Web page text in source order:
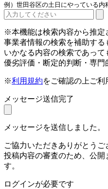
例）世田谷区の土日にやっている内
※本機能は検索内容から推定
事業者情報の検索を補助する
いかなる内容の検索であって
優劣評価・断定的判断・専門
※利用規約をご確認の上ご利
メッセージ送信完了
メッセージを送信しました。
ご協力いただきありがとうご
投稿内容の審査のため、公開
す。
ログインが必要です